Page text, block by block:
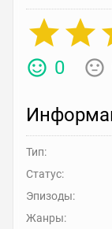
0
Тип:
Статус:
Эпизоды:
Жанры: